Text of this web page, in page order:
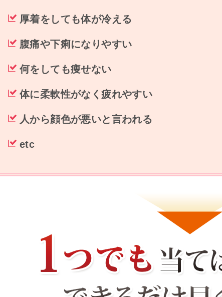
厚着をしても体が冷える
腹痛や下痢になりやすい
何をしても痩せない
体に柔軟性がなく疲れやすい
人から顔色が悪いと言われる
etc